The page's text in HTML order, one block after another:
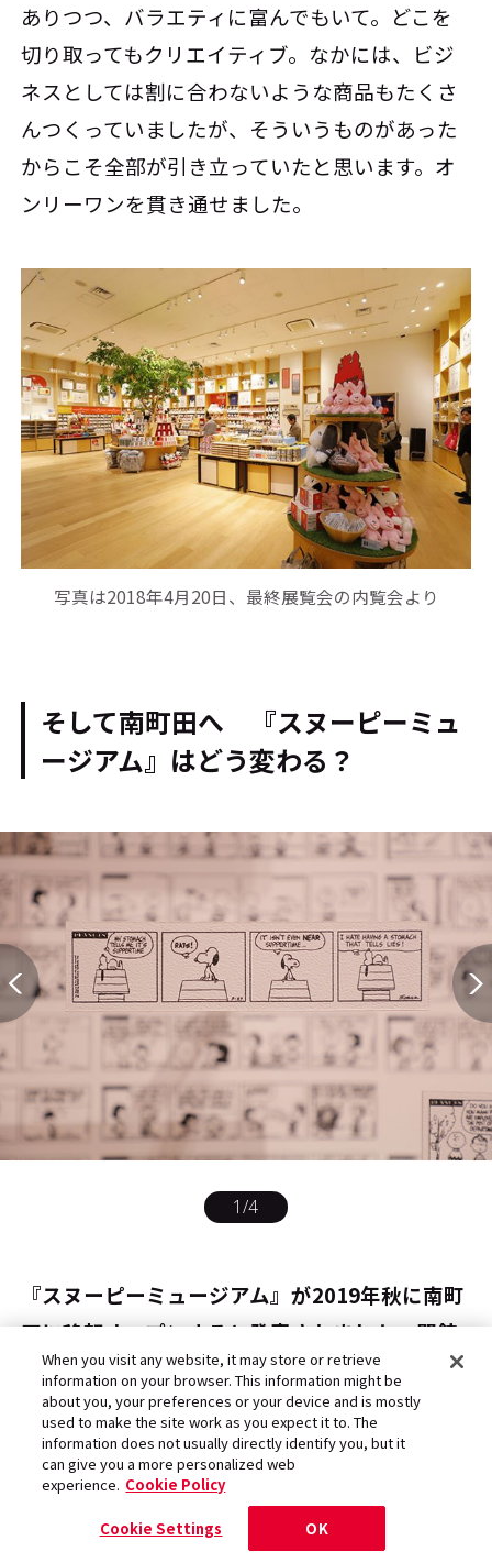
ありつつ、バラエティに富んでもいて。どこを
切り取ってもクリエイティブ。なかには、ビジ
ネスとしては割に合わないような商品もたくさ
んつくっていましたが、そういうものがあった
からこそ全部が引き立っていたと思います。オ
ンリーワンを貫き通せました。
写真は2018年4月20日、最終展覧会の内覧会より
そして南町田へ 『スヌーピーミュ
ージアム』はどう変わる？
1/4
――『スヌーピーミュージアム』が2019年秋に南町
田に移転オープンすると発表されました。閉館
を寂しく思っていた「ピーナッツ」ファンたち
を大変喜ばせたかと思いますが、六本木の『ス
ヌーピーミュージアム』のどこを受け継ぎ、ど
こを変えていきたいですか？
When you visit any website, it may store or retrieve
information on your browser. This information might be
about you, your preferences or your device and is mostly
used to make the site work as you expect it to. The
information does not usually directly identify you, but it
can give you a more personalized web
experience. Cookie Policy
Cookie Settings OK